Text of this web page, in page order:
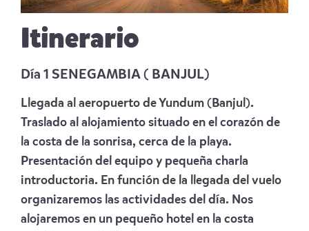
Itinerario
Día 1 SENEGAMBIA ( BANJUL)
Llegada al aeropuerto de Yundum (Banjul).
Traslado al alojamiento situado en el corazón de
la costa de la sonrisa, cerca de la playa.
Presentación del equipo y pequeña charla
introductoria. En función de la llegada del vuelo
organizaremos las actividades del día. Nos
alojaremos en un pequeño hotel en la costa